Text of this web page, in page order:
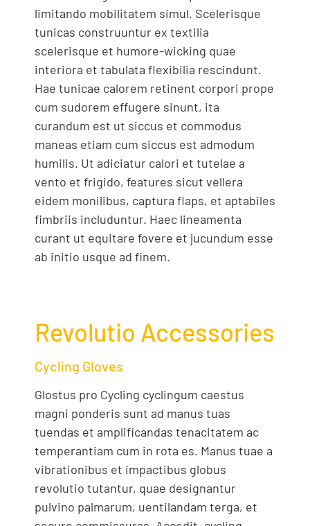
limitando mobilitatem simul. Scelerisque
tunicas construuntur ex textilia
scelerisque et humore-wicking quae
interiora et tabulata flexibilia rescindunt.
Hae tunicae calorem retinent corpori prope
cum sudorem effugere sinunt, ita
curandum est ut siccus et commodus
maneas etiam cum siccus est admodum
humilis. Ut adiciatur calori et tutelae a
vento et frigido, features sicut vellera
eidem monilibus, captura flaps, et aptabiles
fimbriis includuntur. Haec lineamenta
curant ut equitare fovere et jucundum esse
ab initio usque ad finem.
Revolutio Accessories
Cycling Gloves
Glostus pro Cycling cyclingum caestus
magni ponderis sunt ad manus tuas
tuendas et amplificandas tenacitatem ac
temperantiam cum in rota es. Manus tuae a
vibrationibus et impactibus globus
revolutio tutantur, quae designantur
pulvino palmarum, uentilandam terga, et